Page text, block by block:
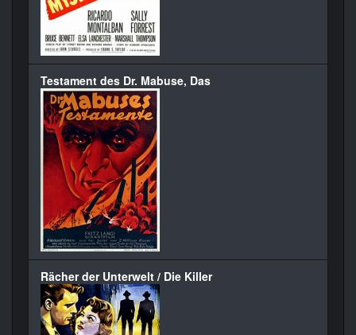
Testament des Dr. Mabuse, Das
Rächer der Unterwelt / Die Killer